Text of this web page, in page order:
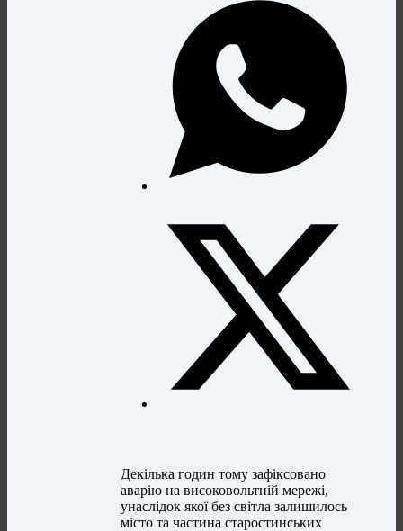
Декілька годин тому зафіксовано
аварію на високовольтній мережі,
унаслідок якої без світла залишилось
місто та частина старостинських